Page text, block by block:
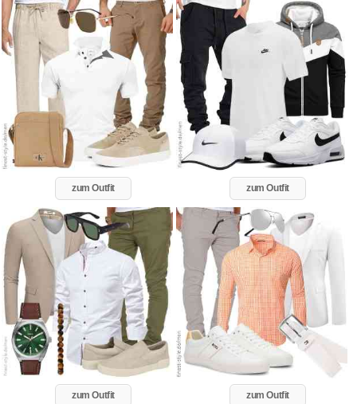
zum Outfit zum Outfit
zum Outfit zum Outfit